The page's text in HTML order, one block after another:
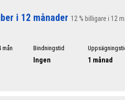
i 12 månader 12 % billigare i 12
mån Bindningstid
Ingen 1 månad